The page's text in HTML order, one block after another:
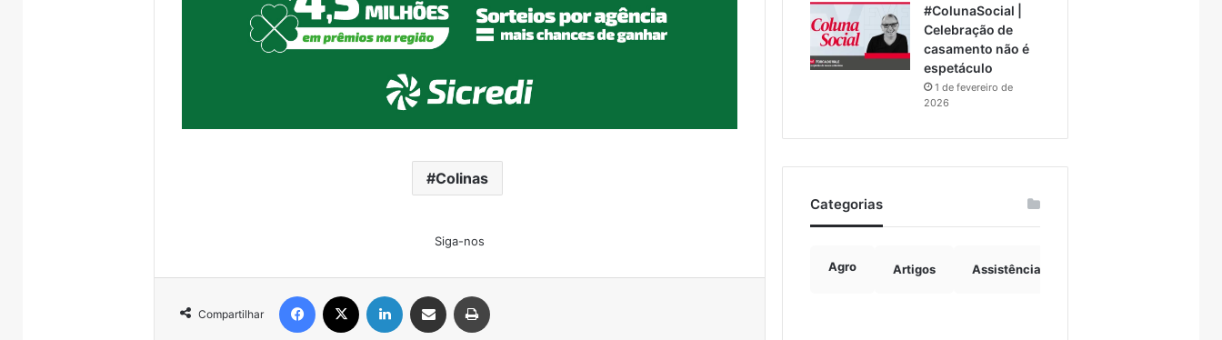
Colinas
Siga-nos
Compartilhar
Facebook Linkedin Compartilhar via e-mail
#ColunaSocial |
Celebração de
casamento não é
espetáculo
1 de fevereiro de
2026
Categorias
Agro Artigos Assistência Social